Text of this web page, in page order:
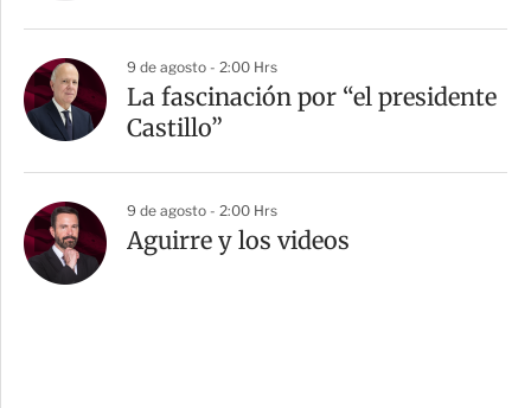
9 de agosto - 2:00 Hrs
La fascinación por “el presidente
Castillo”
9 de agosto - 2:00 Hrs
Aguirre y los videos